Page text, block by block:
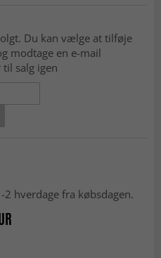
Du kan vælge at tilføje
modtage en e-mail
salg igen
hverdage fra købsdagen.